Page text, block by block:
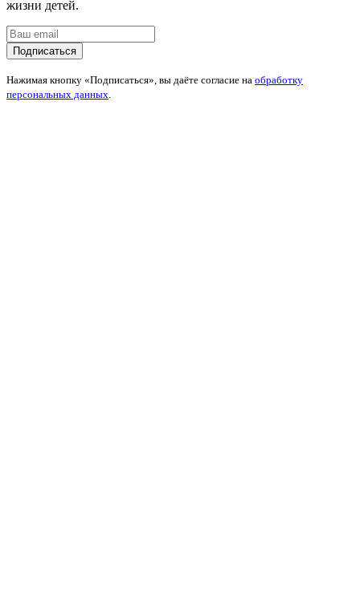
жизни детей.
Подписаться
Нажимая кнопку «Подписаться», вы даёте согласие на обработку
персональных данных